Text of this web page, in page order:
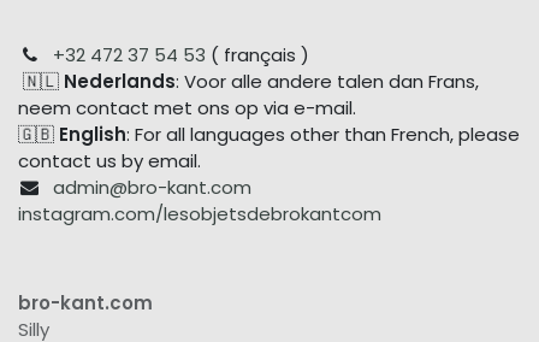
+32 472 37 54 53 ( français )
🇳🇱 Nederlands: Voor alle andere talen dan Frans,
neem contact met ons op via e-mail.
🇬🇧 English: For all languages other than French, please
contact us by email.
admin@bro-kant.com
instagram.com/lesobjetsdebrokantcom
bro-kant.com
Silly